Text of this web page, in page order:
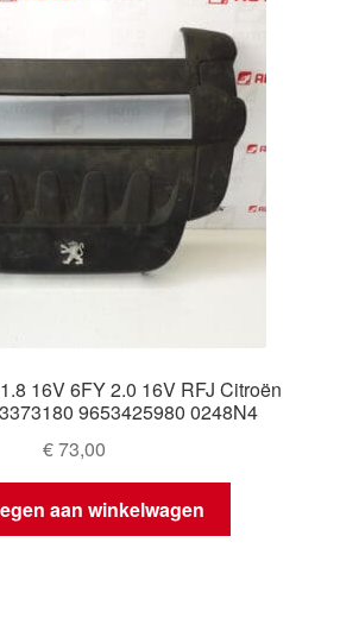
16V 6FY 2.0 16V RFJ Citroën
9653425980 0248N4
€73,00
aan winkelwagen